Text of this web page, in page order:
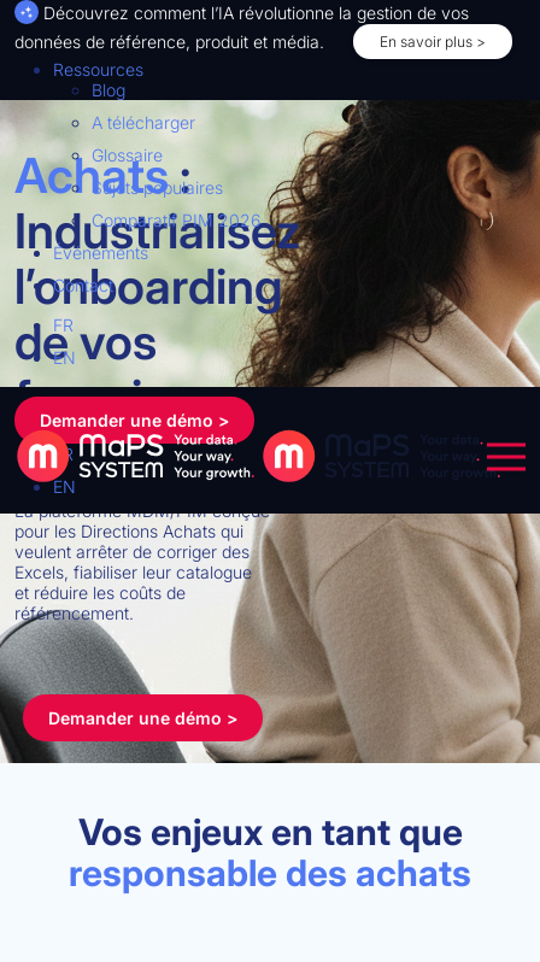
Découvrez comment l’IA révolutionne la gestion de vos
données de référence, produit et média.
En savoir plus >
Ressources
Blog
A télécharger
Glossaire
Sujets populaires
Comparatif PIM 2026
Événements
Contact
FR
EN
Demander une démo >
FR
EN
Achats:
Industrialisez
l’onboarding
de vos
fournisseurs.
Service achats :
La plateforme MDM/PIM conçue
pour les Directions Achats qui
veulent arrêter de corriger des
Excels, fiabiliser leur catalogue
et réduire les coûts de
référencement.
Demander une démo >
Vos enjeux en tant que
responsable des achats